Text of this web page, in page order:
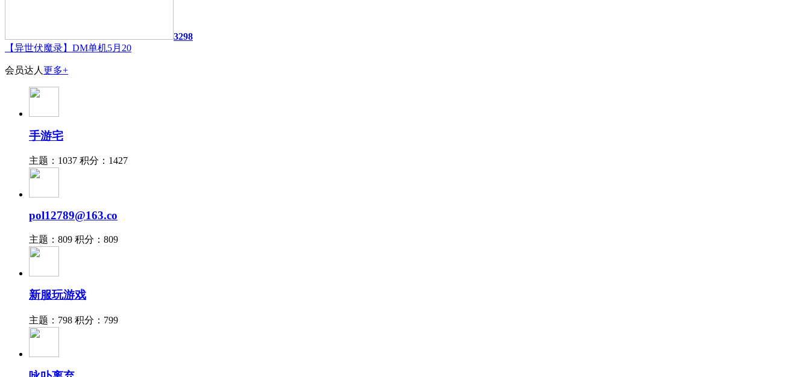
3298
【异世伏魔录】DM单机5月20
会员达人 更多+
手游宅
主题：1037 积分：1427
pol12789@163.co
主题：809 积分：809
新服玩游戏
主题：798 积分：799